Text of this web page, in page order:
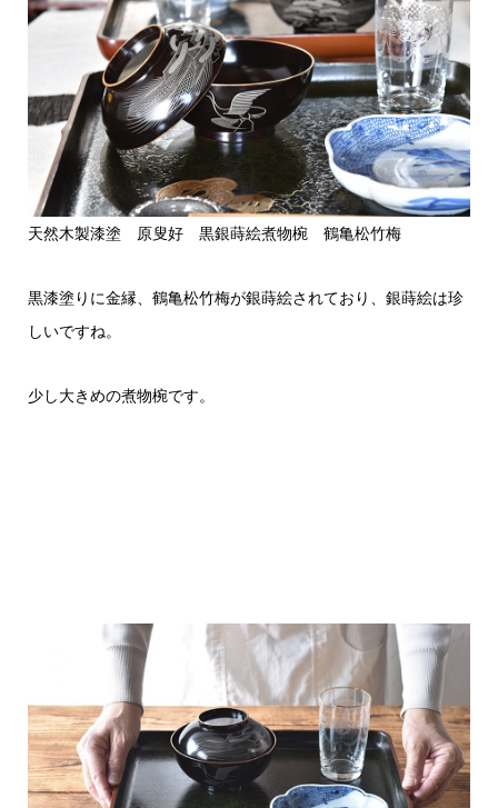
天然木製漆塗 原叟好 黒銀蒔絵煮物椀 鶴亀松竹梅
黒漆塗りに金縁、鶴亀松竹梅が銀蒔絵されており、銀蒔絵は珍
しいですね。
少し大きめの煮物椀です。